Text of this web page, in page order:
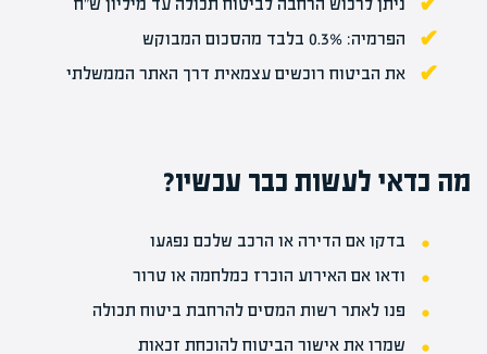
הפרמיה: 0.3% בלבד מהסכום המבוקש
את הביטוח רוכשים עצמאית דרך האתר הממשלתי
מה כדאי לעשות כבר עכשיו?
בדקו אם הדירה או הרכב שלכם נפגעו
ודאו אם האירוע הוכרז כמלחמה או טרור
פנו לאתר רשות המסים להרחבת ביטוח תכולה
שמרו את אישור הביטוח להוכחת זכאות